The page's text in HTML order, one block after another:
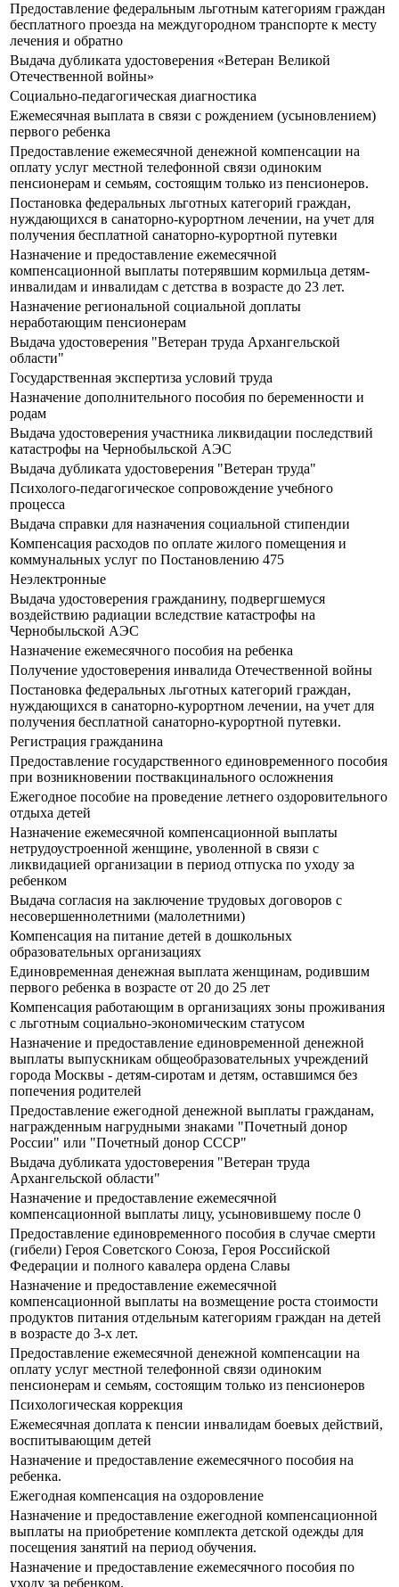
Предоставление федеральным льготным категориям граждан
бесплатного проезда на междугородном транспорте к месту
лечения и обратно
Выдача дубликата удостоверения «Ветеран Великой
Отечественной войны»
Социально-педагогическая диагностика
Ежемесячная выплата в связи с рождением (усыновлением)
первого ребенка
Предоставление ежемесячной денежной компенсации на
оплату услуг местной телефонной связи одиноким
пенсионерам и семьям, состоящим только из пенсионеров.
Постановка федеральных льготных категорий граждан,
нуждающихся в санаторно-курортном лечении, на учет для
получения бесплатной санаторно-курортной путевки
Назначение и предоставление ежемесячной
компенсационной выплаты потерявшим кормильца детям-
инвалидам и инвалидам с детства в возрасте до 23 лет.
Назначение региональной социальной доплаты
неработающим пенсионерам
Выдача удостоверения "Ветеран труда Архангельской
области"
Государственная экспертиза условий труда
Назначение дополнительного пособия по беременности и
родам
Выдача удостоверения участника ликвидации последствий
катастрофы на Чернобыльской АЭС
Выдача дубликата удостоверения "Ветеран труда"
Психолого-педагогическое сопровождение учебного
процесса
Выдача справки для назначения социальной стипендии
Компенсация расходов по оплате жилого помещения и
коммунальных услуг по Постановлению 475
Неэлектронные
Выдача удостоверения гражданину, подвергшемуся
воздействию радиации вследствие катастрофы на
Чернобыльской АЭС
Назначение ежемесячного пособия на ребенка
Получение удостоверения инвалида Отечественной войны
Постановка федеральных льготных категорий граждан,
нуждающихся в санаторно-курортном лечении, на учет для
получения бесплатной санаторно-курортной путевки.
Регистрация гражданина
Предоставление государственного единовременного пособия
при возникновении поствакцинального осложнения
Ежегодное пособие на проведение летнего оздоровительного
отдыха детей
Назначение ежемесячной компенсационной выплаты
нетрудоустроенной женщине, уволенной в связи с
ликвидацией организации в период отпуска по уходу за
ребенком
Выдача согласия на заключение трудовых договоров с
несовершеннолетними (малолетними)
Компенсация на питание детей в дошкольных
образовательных организациях
Единовременная денежная выплата женщинам, родившим
первого ребенка в возрасте от 20 до 25 лет
Компенсация работающим в организациях зоны проживания
с льготным социально-экономическим статусом
Назначение и предоставление единовременной денежной
выплаты выпускникам общеобразовательных учреждений
города Москвы - детям-сиротам и детям, оставшимся без
попечения родителей
Предоставление ежегодной денежной выплаты гражданам,
награжденным нагрудными знаками "Почетный донор
России" или "Почетный донор СССР"
Выдача дубликата удостоверения "Ветеран труда
Архангельской области"
Назначение и предоставление ежемесячной
компенсационной выплаты лицу, усыновившему после 0
Предоставление единовременного пособия в случае смерти
(гибели) Героя Советского Союза, Героя Российской
Федерации и полного кавалера ордена Славы
Назначение и предоставление ежемесячной
компенсационной выплаты на возмещение роста стоимости
продуктов питания отдельным категориям граждан на детей
в возрасте до 3-х лет.
Предоставление ежемесячной денежной компенсации на
оплату услуг местной телефонной связи одиноким
пенсионерам и семьям, состоящим только из пенсионеров
Психологическая коррекция
Ежемесячная доплата к пенсии инвалидам боевых действий,
воспитывающим детей
Назначение и предоставление ежемесячного пособия на
ребенка.
Ежегодная компенсация на оздоровление
Назначение и предоставление ежегодной компенсационной
выплаты на приобретение комплекта детской одежды для
посещения занятий на период обучения.
Назначение и предоставление ежемесячного пособия по
уходу за ребенком.